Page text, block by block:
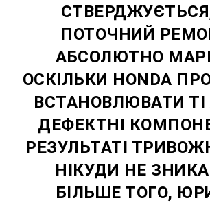
ПОТОЧНИЙ
АБСОЛЮТНО
ОСКІЛЬКИ HONDA
ВСТАНОВЛЮВАТИ
ДЕФЕКТНІ
РЕЗУЛЬТАТІ
НІКУДИ НЕ
БІЛЬШЕ ТОГО,